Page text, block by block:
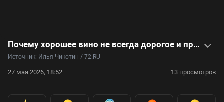
Почему хорошее вино не всегда дорогое и правда ли, что полусладкое — это моветон? Вопросы сомелье — видео
Источник: Илья Чикотин / 72.RU
27 мая 2026, 18:52 13 просмотров